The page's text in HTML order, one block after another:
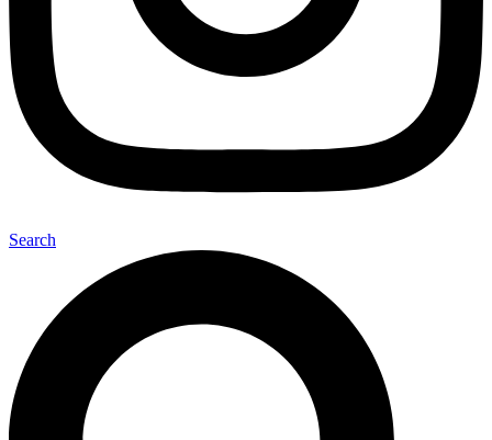
Search